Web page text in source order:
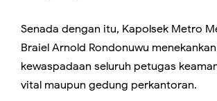
Senada dengan itu, Kapolsek Metro
Braiel Arnold Rondonuwu
kewaspadaan seluruh petugas
vital maupun gedung perkantoran.